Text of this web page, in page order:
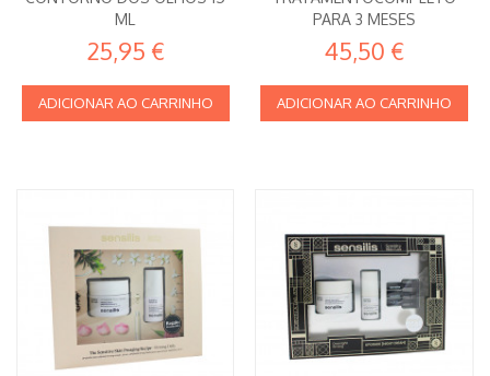
ML
25,95 €
ADICIONAR AO CARRINHO
PARA 3 MESES
45,50 €
ADICIONAR AO CARRINHO